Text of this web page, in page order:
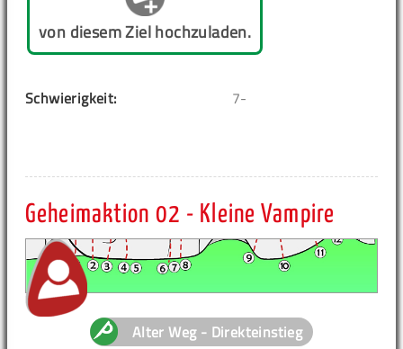
von diesem Ziel hochzuladen.
Schwierigkeit: 7-
Geheimaktion 02 - Kleine Vampire
Alter Weg - Direkteinstieg